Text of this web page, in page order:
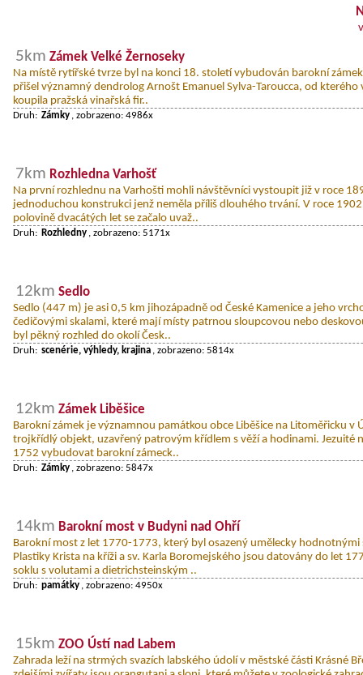
5km Zámek Velké Žernoseky
Na místě rytířské tvrze byl na konci 18. století vybudován barokní
přišel významný dendrolog Arnošt Emanuel Sylva-Taroucca, od kterého
koupila pražská vinařská fir..
Druh: Zámky , zobrazeno: 4986x
7km Rozhledna Varhošť
Na první rozhlednu na Varhošti mohli návštěvníci vystoupit již v roce
jednoduchou konstrukci jenž neměla příliš dlouhého trvání. V roce
polovině dvacátých let se začalo uvaž..
Druh: Rozhledny , zobrazeno: 5171x
12km Sedlo
Sedlo (447 m) je asi 0,5 km jihozápadně od České Kamenice a jeho
čedičovými skalami, které mají místy patrnou sloupcovou nebo
byl pěkný rozhled do okolí Česk..
Druh: scenérie, výhledy, krajina , zobrazeno: 5814x
12km Zámek Liběšice
Barokní zámek je významnou památkou obce Liběšice na Litoměřicku v
trojkřídlý objekt, uzavřený patrovým křídlem s věží a hodinami. Jezuité
1752 vybudovat barokní zámeck..
Druh: Zámky , zobrazeno: 5847x
14km Barokní most v Budyni nad Ohří
Barokní most z let 1770-1773, který byl osazený umělecky hodnotnými
Plastiky Krista na kříži a sv. Karla Boromejského jsou datovány do let
soklu s volutami a dietrichsteinským ..
Druh: památky , zobrazeno: 4950x
15km ZOO Ústí nad Labem
Zahrada leží na strmých svazích labského údolí v městské části Krásné